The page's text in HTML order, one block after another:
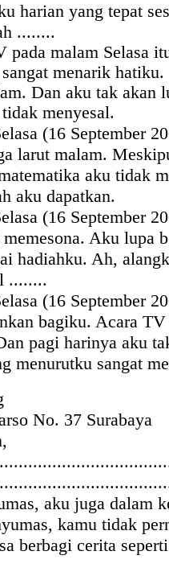
harian yang tepat
........
pada malam Selasa
menarik
Dan aku tak akan
menyesal.
(16 September
larut malam.
aku tidak
aku dapatkan.
(16 September
Aku lupa
hadiahku. Ah,
........
(16 September
bagiku. Acara
pagi harinya aku
menurutku sangat
No. 37 Surabaya
aku juga dalam
kamu tidak
berbagi cerita